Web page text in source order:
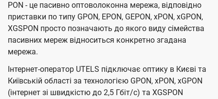
PON - це пасивно оптоволоконна мережа, відповідно
приставки по типу GPON, EPON, GEPON, xPON, xGPON,
XGSPON просто позначають до якого виду сімейства
пасивних мереж відноситься конкретно згадана
мережа.
Інтернет-оператор UTELS підключає оптику в Києві та
Київській області за технологією GPON, xPON, xGPON
(інтернет зі швидкістю до 2,5 Гбіт/с) та XGSPON